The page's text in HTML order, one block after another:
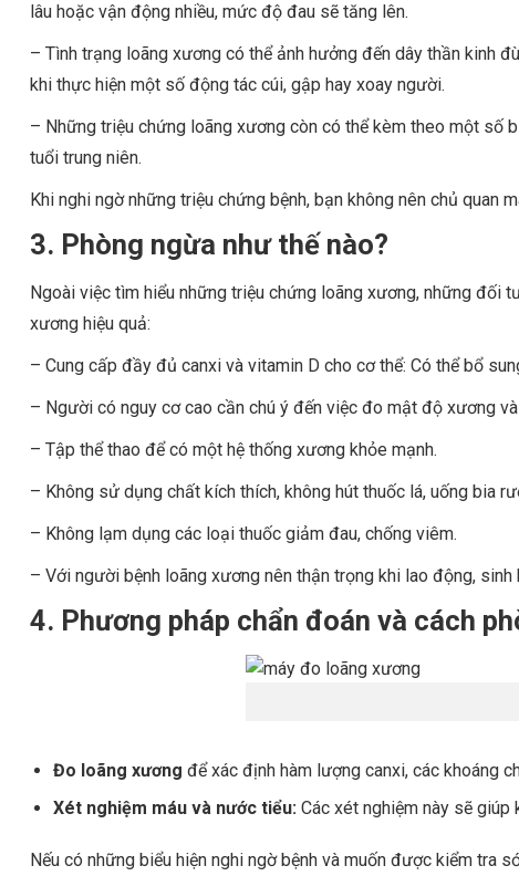
lâu hoặc vận động nhiều, mức độ đau sẽ tăng lên.
– Tình trạng loãng xương có thể ảnh hưởng đến dây thần kinh
khi thực hiện một số động tác cúi, gập hay xoay người.
– Những triệu chứng loãng xương còn có thể kèm theo một số
tuổi trung niên.
Khi nghi ngờ những triệu chứng bệnh, bạn không nên chủ
3. Phòng ngừa như thế nào?
Ngoài việc tìm hiểu những triệu chứng loãng xương, những đối
xương hiệu quả:
– Cung cấp đầy đủ canxi và vitamin D cho cơ thể: Có thể bổ
– Người có nguy cơ cao cần chú ý đến việc đo mật độ xương
– Tập thể thao để có một hệ thống xương khỏe mạnh.
– Không sử dụng chất kích thích, không hút thuốc lá, uống bia
– Không lạm dụng các loại thuốc giảm đau, chống viêm.
– Với người bệnh loãng xương nên thận trọng khi lao động,
4. Phương pháp chẩn đoán và cách
Đo loãng xương để xác định hàm lượng canxi, các khoáng
Xét nghiệm máu và nước tiểu:Các xét nghiệm này sẽ giúp
Nếu có những biểu hiện nghi ngờ bệnh và muốn được kiểm tra